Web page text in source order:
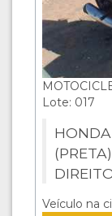
Lote: 017
Veículo na